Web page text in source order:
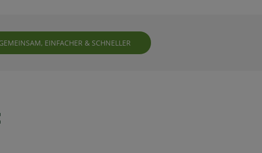
EINFACHER & SCHNELLER